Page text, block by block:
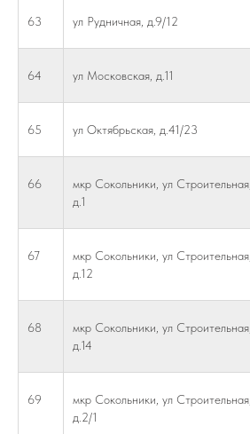
63 ул Рудничная, д.9/12
64 ул Московская, д.11
65 ул Октябрьская, д.41/23
66
мкр Сокольники, ул Строительная,
д.1
67
мкр Сокольники, ул Строительная,
д.12
68
мкр Сокольники, ул Строительная,
д.14
69
мкр Сокольники, ул Строительная,
д.2/1